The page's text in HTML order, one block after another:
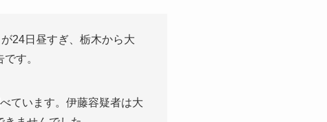
24日昼すぎ、栃木から大
す。
ています。伊藤容疑者は大